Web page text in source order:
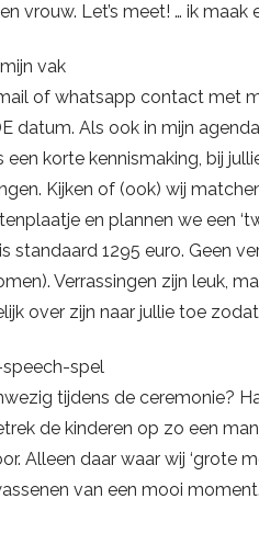
vrouw. Let’s meet! … ik
vak
of whatsapp contact met
datum. Als ook in mijn
korte kennismaking, bij
Kijken of (ook) wij
en plannen we een
standaard 1295 euro. Geen
Verrassingen zijn leuk,
over zijn naar jullie toe
spel
tijdens de ceremonie?
de kinderen op zo een
Alleen daar waar wij ‘grote
van een mooi moment.